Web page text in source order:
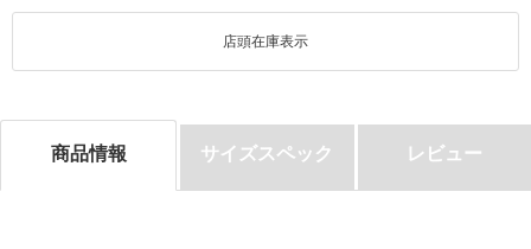
店頭在庫表示
商品情報 サイズスペック レビュー